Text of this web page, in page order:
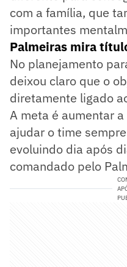
com a família, que
importantes
Palmeiras mira
No planejamento
deixou claro que o
diretamente ligado
A meta é aumentar
ajudar o time
evoluindo dia após
comandado pelo